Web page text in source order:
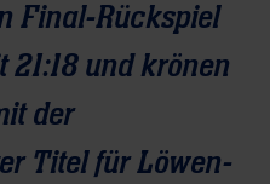
Final-Rückspiel
21:18 und krönen
der
Titel für Löwen-